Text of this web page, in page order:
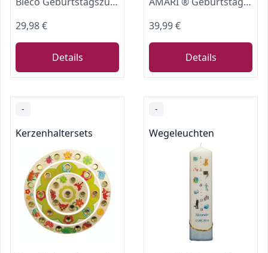
29,98 €
Details
39,99 €
Details
-
Kerzenhaltersets
-
Wegeleuchten